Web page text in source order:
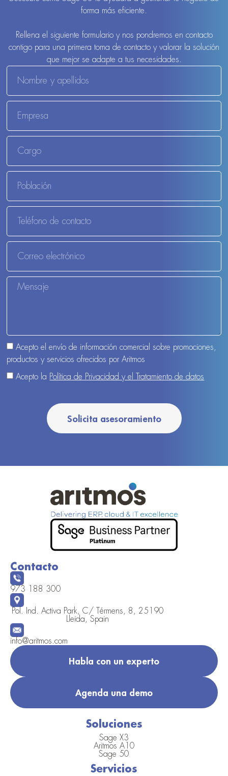
forma más eficiente.
Rellena el siguiente formulario y nos pondremos en contacto
contigo para una primera toma de contacto y valorar la solución
que mejor se adapte a tus necesidades.
Acepto el envío de información comercial sobre promociones,
productos y servicios ofrecidos por Aritmos
Acepto la Política de Privacidad y el Tratamiento de datos
Solicita asesoramiento
Contacto
973 188 300
Pol. Ind. Activa Park, C/ Térmens, 8, 25190
Lleida, Spain
info@aritmos.com
Habla con un experto
Agenda una demo
Soluciones
Sage X3
Aritmos A10
Sage 50
Servicios